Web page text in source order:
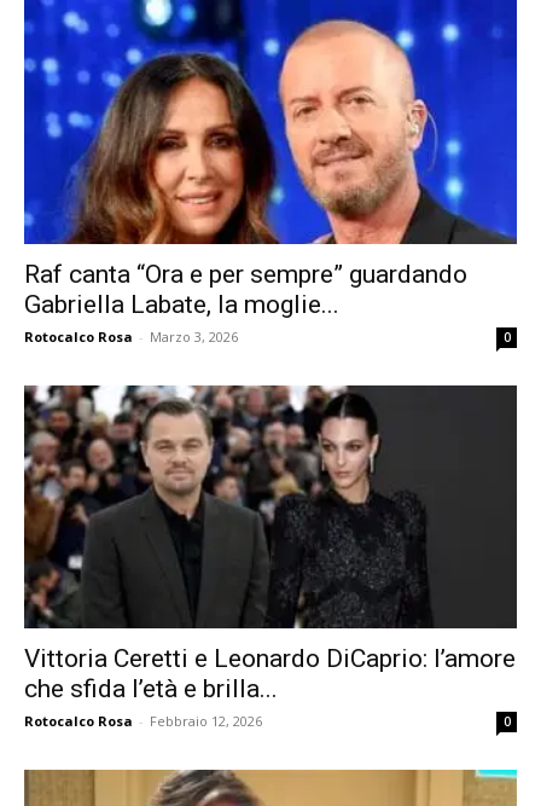
Raf canta “Ora e per sempre” guardando
Gabriella Labate, la moglie...
Rotocalco Rosa - Marzo 3, 2026 0
Vittoria Ceretti e Leonardo DiCaprio: l’amore
che sfida l’età e brilla...
Rotocalco Rosa - Febbraio 12, 2026 0